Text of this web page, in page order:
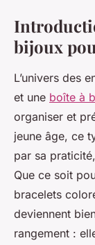
bijoux
L’univers des
et une boîte à
organiser et
jeune âge, ce
par sa
Que ce soit
bracelets
deviennent
rangement :